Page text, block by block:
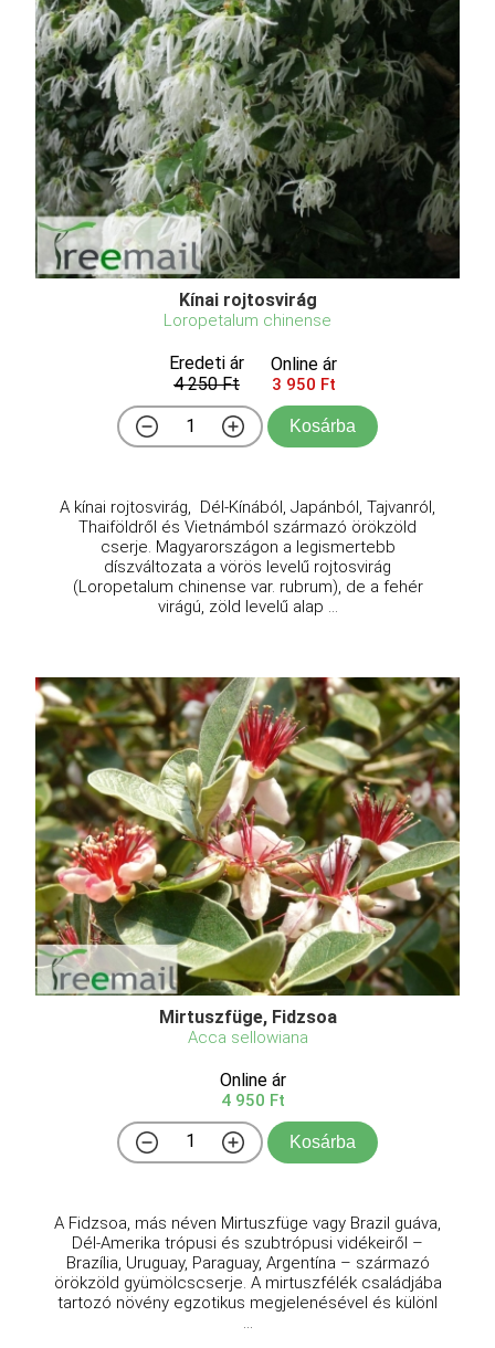
Kínai rojtosvirág
Loropetalum chinense
Eredeti ár
4 250 Ft
Online ár
3 950 Ft
Kosárba
A kínai rojtosvirág, Dél-Kínából, Japánból, Tajvanról,
Thaiföldről és Vietnámból származó örökzöld
cserje. Magyarországon a legismertebb
díszváltozata a vörös levelű rojtosvirág
(Loropetalum chinense var. rubrum), de a fehér
virágú, zöld levelű alap ...
Mirtuszfüge, Fidzsoa
Acca sellowiana
Online ár
4 950 Ft
Kosárba
A Fidzsoa, más néven Mirtuszfüge vagy Brazil guáva,
Dél-Amerika trópusi és szubtrópusi vidékeiről –
Brazília, Uruguay, Paraguay, Argentína – származó
örökzöld gyümölcscserje. A mirtuszfélék családjába
tartozó növény egzotikus megjelenésével és különl
...